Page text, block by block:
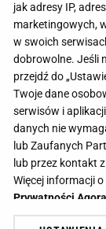
jak adresy IP,
marketingowych,
w swoich
dobrowolne. Jeśli
przejdź do
Twoje dane
serwisów i
danych nie
lub Zaufanych
lub przez kontakt
Więcej informacji
Prywatności Agora